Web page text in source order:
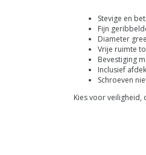
Stevige en
Fijn
Diameter
Vrije ruimte
Bevestiging
Inclusief
Schroeven
Kies voor veiligheid,